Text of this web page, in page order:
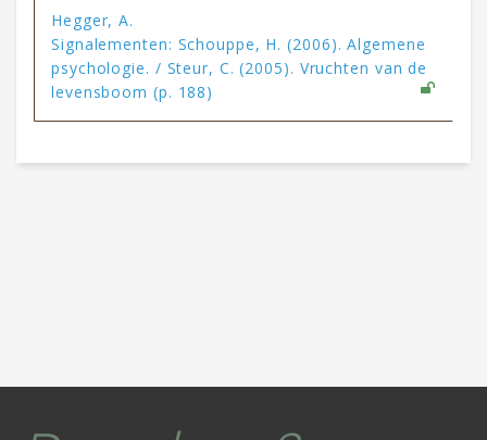
Hegger, A.
Signalementen: Schouppe, H. (2006). Algemene
psychologie. / Steur, C. (2005). Vruchten van de
levensboom (p. 188)